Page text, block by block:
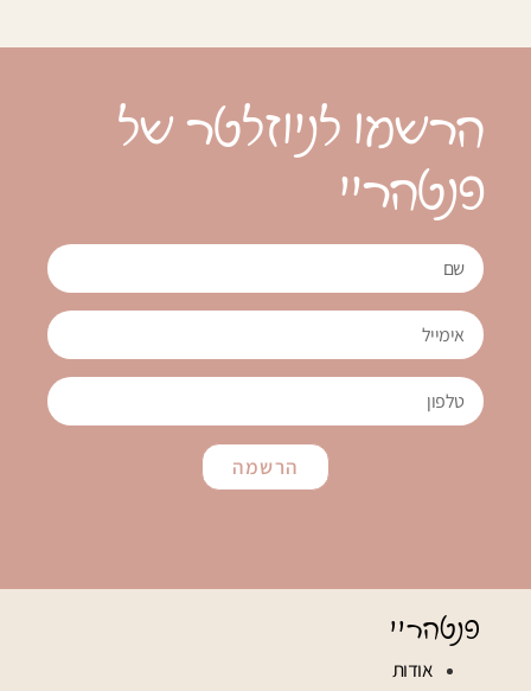
הרשמו לניוזלטר של
פנטהריי
הרשמה
פנטהריי
אודות